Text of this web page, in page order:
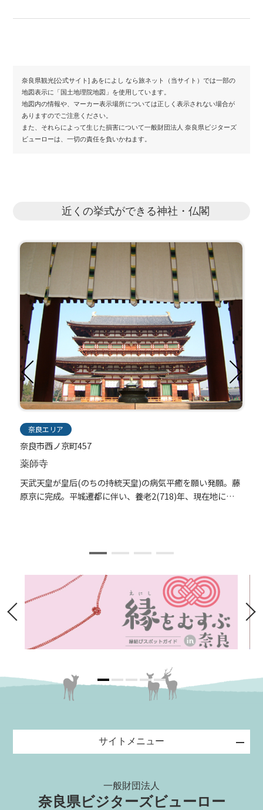
奈良県観光[公式サイト] あをによし なら旅ネット（当サイト）では一部の
地図表示に「国土地理院地図」を使用しています。
地図内の情報や、マーカー表示場所については正しく表示されない場合が
ありますのでご注意ください。
また、それらによって生じた損害について一般財団法人 奈良県ビジターズ
ビューローは、一切の責任を負いかねます。
近くの挙式ができる神社・仏閣
奈良エリア
奈良市西ノ京町457
薬師寺
天武天皇が皇后(のちの持統天皇)の病気平癒を願い発願。藤
原京に完成。平城遷都に伴い、養老2(718)年、現在地に移
サイトメニュー
一般財団法人
奈良県ビジターズビューロー